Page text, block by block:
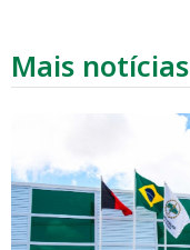
Mais notícias